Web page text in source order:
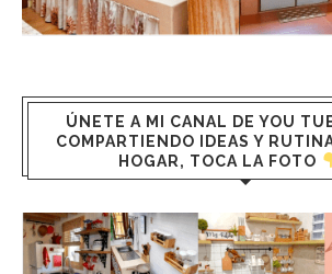
ÚNETE A MI CANAL DE YOU
COMPARTIENDO IDEAS Y
HOGAR, TOCA LA FOTO